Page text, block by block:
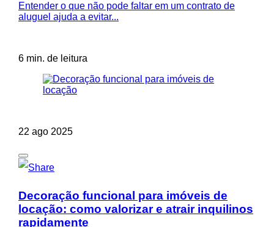
Entender o que não pode faltar em um contrato de
aluguel ajuda a evitar...
6 min. de leitura
22 ago 2025
Decoração funcional para imóveis de
locação: como valorizar e atrair inquilinos
rapidamente